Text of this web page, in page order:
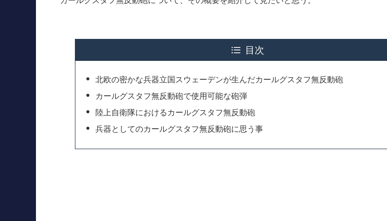
目次
北欧の密かな兵器立国スウェーデンが生んだカールグスタフ無反動砲
カールグスタフ無反動砲で使用可能な砲弾
陸上自衛隊におけるカールグスタフ無反動砲
兵器としてのカールグスタフ無反動砲に思う事